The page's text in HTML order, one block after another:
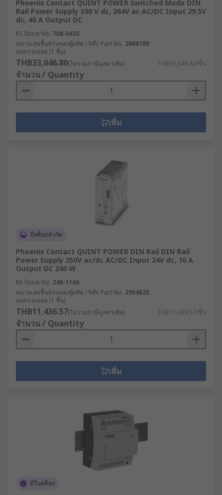
Phoenix Contact QUINT POWER Switched Mode DIN
Rail Power Supply 300 V dc, 264V ac AC/DC Input 29.5V
dc, 40 A Output DC
RS Stock No. 708-0435
หมายเลขชิ้นส่วนของผู้ผลิต / Mfr. Part No. 2866789
ยอดรวมย่อย (1 ชิ้น)
THB33,046.80(ไม่รวมภาษีมูลค่าเพิ่ม) THB33,046.80/ชิ้น
จำนวน / Quantity
เพิ่ม
มีสต็อกจำกัด
Phoenix Contact QUINT POWER DIN Rail DIN Rail
Power Supply 250V ac/dc AC/DC Input 24V dc, 10 A
Output DC 240 W
RS Stock No. 240-1166
หมายเลขชิ้นส่วนของผู้ผลิต / Mfr. Part No. 2904625
ยอดรวมย่อย (1 ชิ้น)
THB11,436.57(ไม่รวมภาษีมูลค่าเพิ่ม) THB11,436.57/ชิ้น
จำนวน / Quantity
เพิ่ม
มีในสต็อก